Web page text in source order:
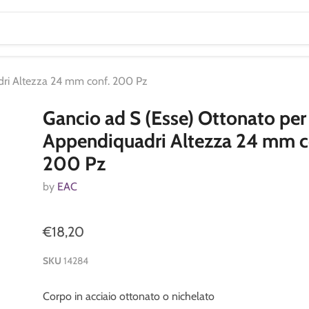
Altezza 24 mm conf. 200 Pz
Gancio ad S (Esse) Ottonato
Appendiquadri Altezza 24 mm
200 Pz
by EAC
€18,20
SKU 14284
Corpo in acciaio ottonato o nichelato